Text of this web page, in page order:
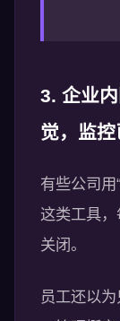
3. 企业
觉，监控
有些公司用
这类工具
关闭。
员工还以